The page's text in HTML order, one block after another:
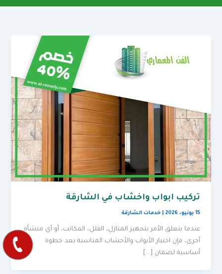
تركيب ابواب واخشاب في الشارقة
15 يونيو، 2026 |خدمات الشارقة
عندما يتعلق الأمر بتجهيز المنازل، الفلل، المكاتب، أو أي منشأة
أخرى، فإن اختيار الأبواب والأخشاب المناسبة يعد خطوة
أساسية لضمان […]